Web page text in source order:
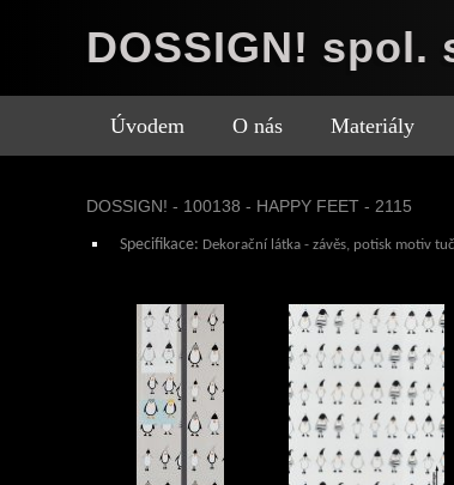
DOSSIGN! spol.
Úvodem O nás Materiály
DOSSIGN! - 100138 - HAPPY FEET - 2115
Specifikace: Dekorační látka - závěs, potisk motiv